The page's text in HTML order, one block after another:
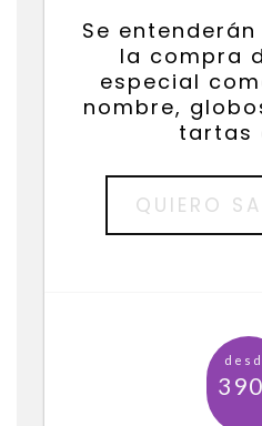
Se
la compra
especial
nombre,
tartas
QUIERO